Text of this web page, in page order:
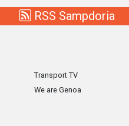
RSS Sampdoria
Transport TV
We are Genoa